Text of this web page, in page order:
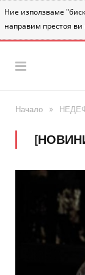
Ние използваме
направим престоя ви
Начало »